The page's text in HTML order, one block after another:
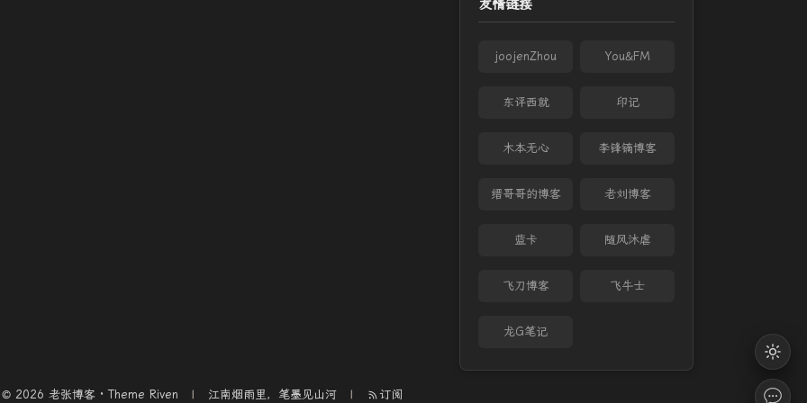
友情链接
joojenZhou You&FM
东评西就 印记
木本无心 李锋镝博客
缙哥哥的博客 老刘博客
蓝卡 随风沐虐
飞刀博客 飞牛士
龙G笔记
© 2026 老张博客 · Theme Riven 江南烟雨里，笔墨见山河 订阅